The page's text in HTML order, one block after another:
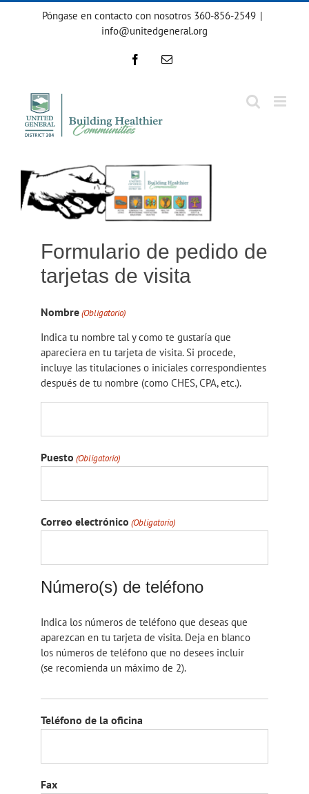
Póngase en contacto con nosotros 360-856-2549 |
info@unitedgeneral.org
FacebookCorreo
Formulario de pedido de
tarjetas de visita
Nombre(Obligatorio)
Indica tu nombre tal y como te gustaría que
apareciera en tu tarjeta de visita. Si procede,
incluye las titulaciones o iniciales correspondientes
después de tu nombre (como CHES, CPA, etc.).
Puesto (Obligatorio)
Correo electrónico (Obligatorio)
Número(s) de teléfono
Indica los números de teléfono que deseas que
aparezcan en tu tarjeta de visita. Deja en blanco
los números de teléfono que no desees incluir
(se recomienda un máximo de 2).
Teléfono de la oficina
Fax